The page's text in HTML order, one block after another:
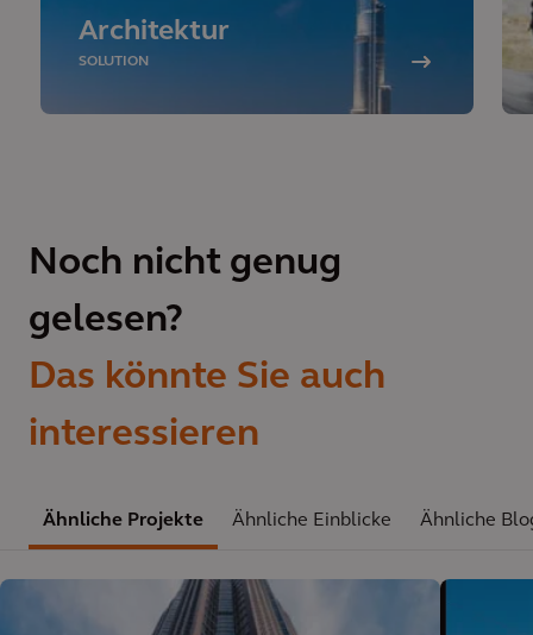
Architektur
SOLUTION
Noch nicht genug
gelesen?
Das könnte Sie auch
interessieren
Ähnliche Projekte Ähnliche Einblicke Ähnliche